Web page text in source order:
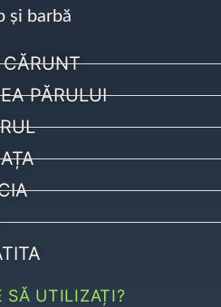
și barbă
PĂRULUI
SĂ UTILIZAȚI?